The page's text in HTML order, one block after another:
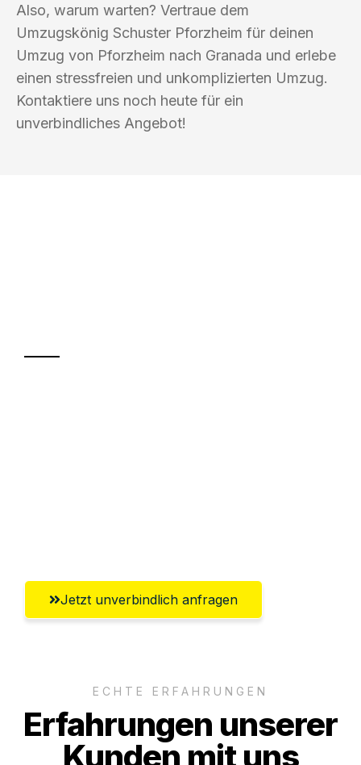
Also, warum warten? Vertraue dem
Umzugskönig Schuster Pforzheim für deinen
Umzug von Pforzheim nach Granada und erlebe
einen stressfreien und unkomplizierten Umzug.
Kontaktiere uns noch heute für ein
unverbindliches Angebot!
Jetzt unverbindlich anfragen
ECHTE ERFAHRUNGEN
Erfahrungen unserer
Kunden mit uns